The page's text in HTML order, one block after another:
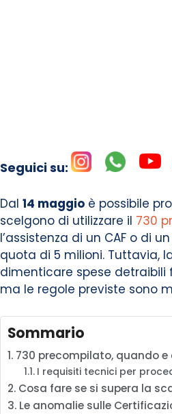
Seguici su:
Dal 14 maggio è possibile
scelgono di utilizzare il 730
l’assistenza di un CAF o di
quota di 5 milioni. Tuttavia,
dimenticare spese detraibili
ma le regole previste sono
Sommario
730 precompilato, quando
I requisiti tecnici per
Cosa fare se si supera la
Le anomalie sulle